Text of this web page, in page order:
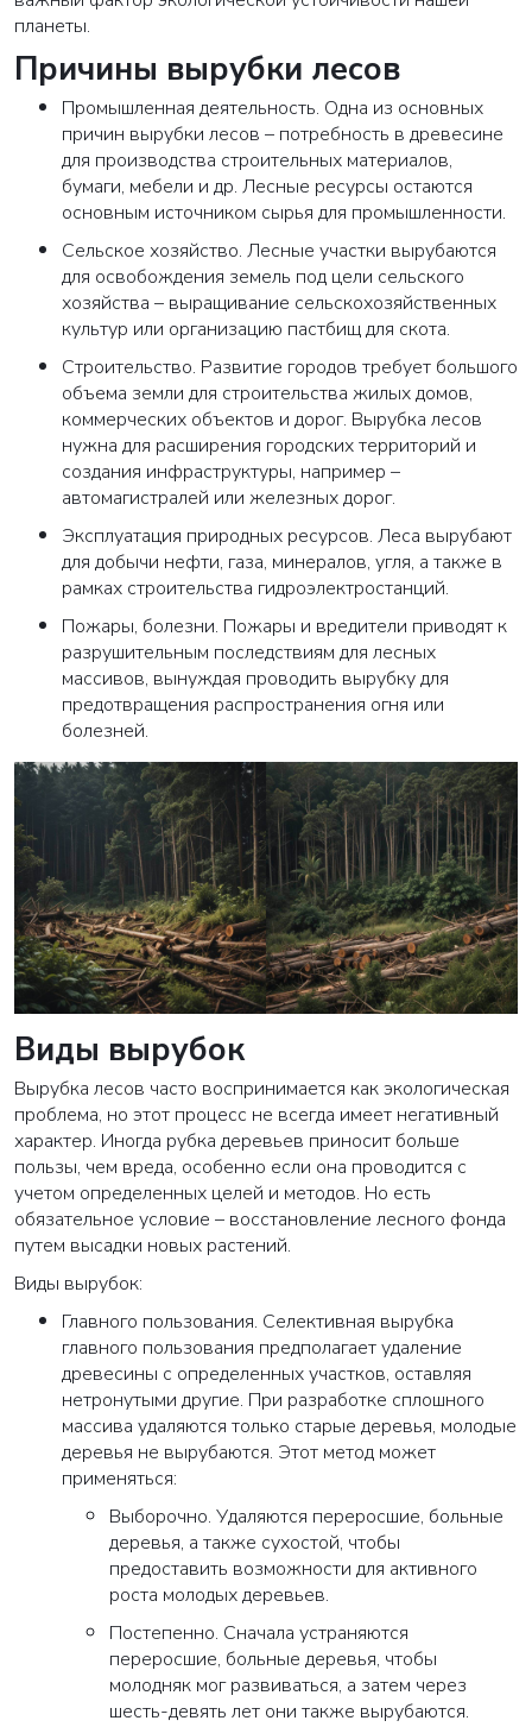
планеты.
Причины вырубки лесов
Промышленная деятельность. Одна из основных
причин вырубки лесов – потребность в древесине
для производства строительных материалов,
бумаги, мебели и др. Лесные ресурсы остаются
основным источником сырья для промышленности.
Сельское хозяйство. Лесные участки вырубаются
для освобождения земель под цели сельского
хозяйства – выращивание сельскохозяйственных
культур или организацию пастбищ для скота.
Строительство. Развитие городов требует большого
объема земли для строительства жилых домов,
коммерческих объектов и дорог. Вырубка лесов
нужна для расширения городских территорий и
создания инфраструктуры, например –
автомагистралей или железных дорог.
Эксплуатация природных ресурсов. Леса вырубают
для добычи нефти, газа, минералов, угля, а также в
рамках строительства гидроэлектростанций.
Пожары, болезни. Пожары и вредители приводят к
разрушительным последствиям для лесных
массивов, вынуждая проводить вырубку для
предотвращения распространения огня или
болезней.
Виды вырубок
Вырубка лесов часто воспринимается как экологическая
проблема, но этот процесс не всегда имеет негативный
характер. Иногда рубка деревьев приносит больше
пользы, чем вреда, особенно если она проводится с
учетом определенных целей и методов. Но есть
обязательное условие – восстановление лесного фонда
путем высадки новых растений.
Виды вырубок:
Главного пользования. Селективная вырубка
главного пользования предполагает удаление
древесины с определенных участков, оставляя
нетронутыми другие. При разработке сплошного
массива удаляются только старые деревья, молодые
деревья не вырубаются. Этот метод может
применяться:
Выборочно. Удаляются переросшие, больные
деревья, а также сухостой, чтобы
предоставить возможности для активного
роста молодых деревьев.
Постепенно. Сначала устраняются
переросшие, больные деревья, чтобы
молодняк мог развиваться, а затем через
шесть-девять лет они также вырубаются.